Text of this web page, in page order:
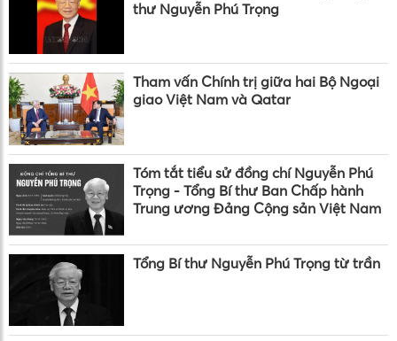
thư Nguyễn Phú Trọng
Tham vấn Chính trị giữa hai Bộ Ngoại
giao Việt Nam và Qatar
Tóm tắt tiểu sử đồng chí Nguyễn Phú
Trọng - Tổng Bí thư Ban Chấp hành
Trung ương Đảng Cộng sản Việt Nam
Tổng Bí thư Nguyễn Phú Trọng từ trần